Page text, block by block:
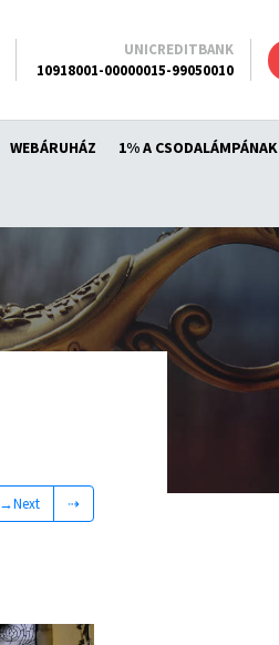
WEBÁRUHÁZ 1% A CSODALÁMPÁNAK
UNICREDITBANK
10918001-00000015-99050010
→Next ⇢